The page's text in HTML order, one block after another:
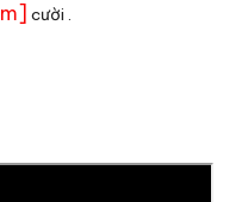
cười .